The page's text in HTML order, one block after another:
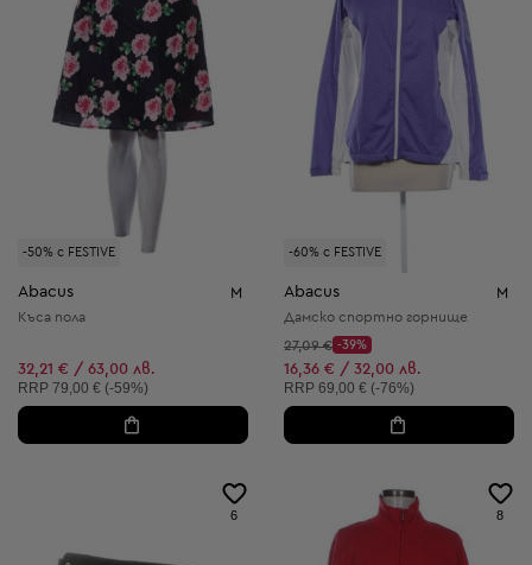
-50% с FESTIVE
Abacus M
Къса пола
32,21 € / 63,00 лв.
Препоръчителна цена:
RRP 79,00 € (-59%)
-60% с FESTIVE
Abacus M
Дамско спортно горнище
Начална цена:
27,09 €
Discount Price:
-39%
Намалена цена:
16,36 € / 32,00 лв.
Препоръчителна цена:
RRP 69,00 € (-76%)
6 8